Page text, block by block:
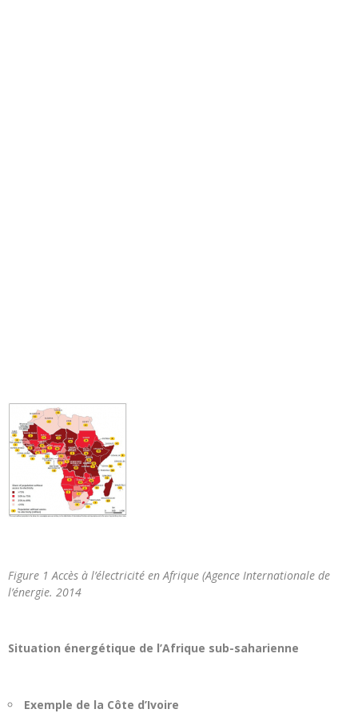
Figure 1 Accès à l’électricité en Afrique (Agence Internationale de
l’énergie. 2014
Situation énergétique de l’Afrique sub-saharienne
Exemple de la Côte d’Ivoire